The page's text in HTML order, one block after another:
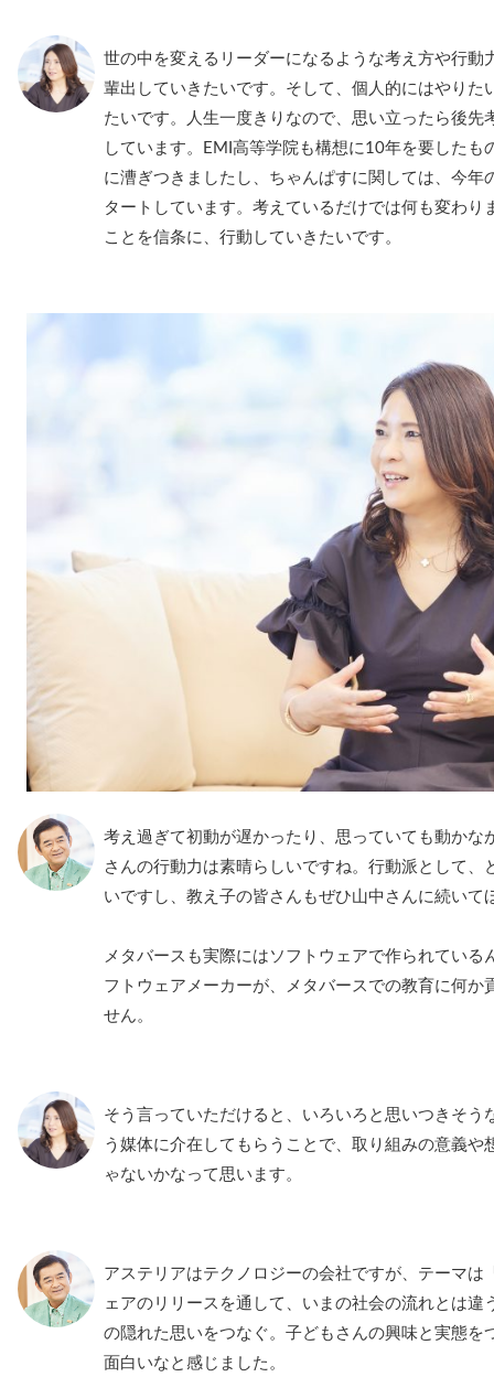
世の中を変えるリーダーになるような考え方や行動
輩出していきたいです。そして、個人的にはやりた
たいです。人生一度きりなので、思い立ったら後先
しています。EMI高等学院も構想に10年を要したも
に漕ぎつきましたし、ちゃんぱすに関しては、今年
タートしています。考えているだけでは何も変わり
ことを信条に、行動していきたいです。
考え過ぎて初動が遅かったり、思っていても動かな
さんの行動力は素晴らしいですね。行動派として、
いですし、教え子の皆さんもぜひ山中さんに続いて
メタバースも実際にはソフトウェアで作られている
フトウェアメーカーが、メタバースでの教育に何か
せん。
そう言っていただけると、いろいろと思いつきそう
う媒体に介在してもらうことで、取り組みの意義や
ゃないかなって思います。
アステリアはテクノロジーの会社ですが、テーマは
ェアのリリースを通して、いまの社会の流れとは違
の隠れた思いをつなぐ。子どもさんの興味と実態を
面白いなと感じました。